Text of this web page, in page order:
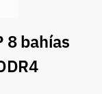
8 bahías